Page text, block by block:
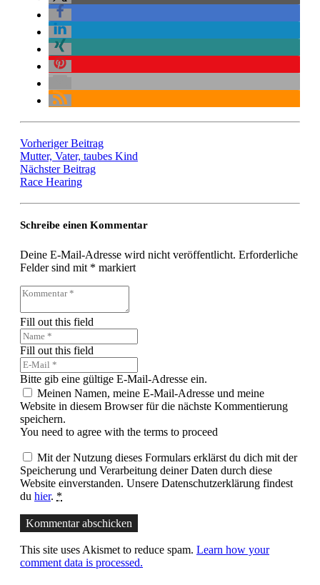
Vorheriger Beitrag
Mutter, Vater, taubes Kind
Nächster Beitrag
Race Hearing
Schreibe einen Kommentar
Deine E-Mail-Adresse wird nicht veröffentlicht. Erforderliche
Felder sind mit * markiert
Fill out this field
Fill out this field
Bitte gib eine gültige E-Mail-Adresse ein.
Meinen Namen, meine E-Mail-Adresse und meine
Website in diesem Browser für die nächste Kommentierung
speichern.
You need to agree with the terms to proceed
Mit der Nutzung dieses Formulars erklärst du dich mit der
Speicherung und Verarbeitung deiner Daten durch diese
Website einverstanden. Unsere Datenschutzerklärung findest
du hier. *
Kommentar abschicken
This site uses Akismet to reduce spam. Learn how your
comment data is processed.